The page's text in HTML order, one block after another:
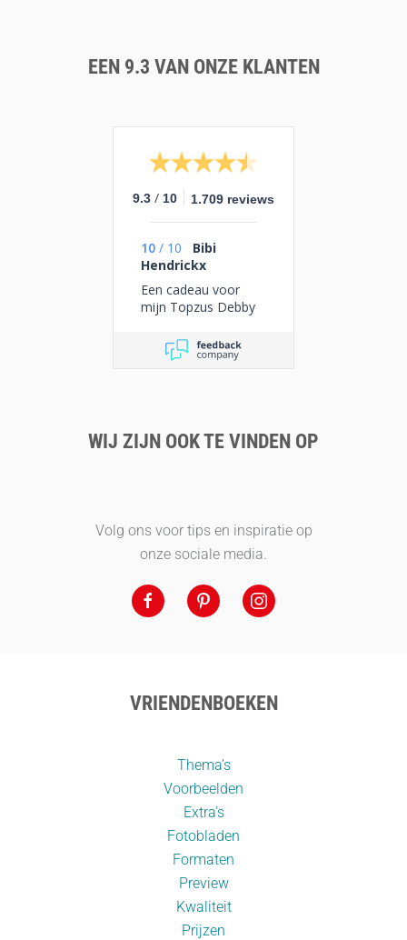
EEN 9.3 VAN ONZE KLANTEN
9.3 / 10 1.709 reviews
10 / 10
Bibi
Hendrickx
Een cadeau voor
mijn Topzus Debby
WIJ ZIJN OOK TE VINDEN OP
Volg ons voor tips en inspiratie op
onze sociale media.
VRIENDENBOEKEN
Thema’s
Voorbeelden
Extra's
Fotobladen
Formaten
Preview
Kwaliteit
Prijzen